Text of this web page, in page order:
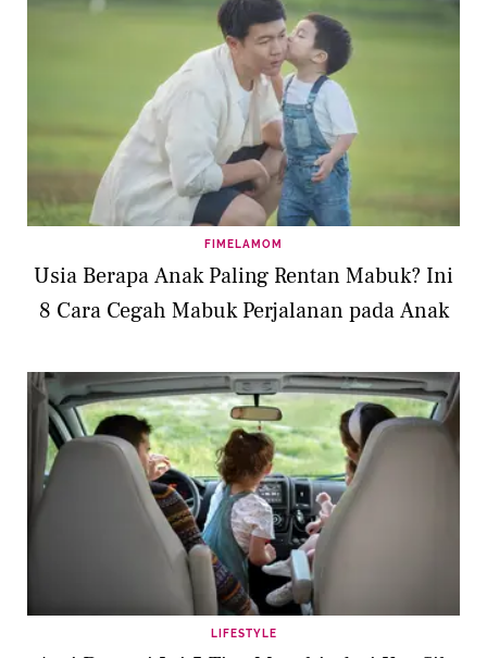
FIMELAMOM
Usia Berapa Anak Paling Rentan Mabuk? Ini
8 Cara Cegah Mabuk Perjalanan pada Anak
LIFESTYLE